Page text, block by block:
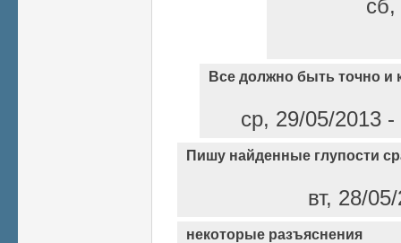
Все должно быть точно и
ср, 29/05/2013
Пишу найденные глупости
вт, 28/
некоторые разъяснения